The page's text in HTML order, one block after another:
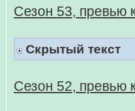
Сезон 53, превью
Скрытый текст
Сезон 52, превью